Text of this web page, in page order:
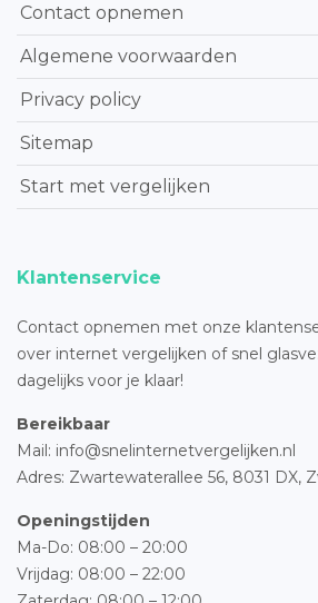
Contact opnemen
Algemene voorwaarden
Privacy policy
Sitemap
Start met vergelijken
Klantenservice
Contact opnemen met onze
over internet vergelijken of snel
dagelijks voor je klaar!
Bereikbaar
Mail: info@snelinternetvergelijken.nl
Adres: Zwartewaterallee 56, 8031 DX,
Openingstijden
Ma-Do: 08:00 – 20:00
Vrijdag: 08:00 – 22:00